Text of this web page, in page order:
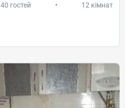
40 гостей • 12 кімнат